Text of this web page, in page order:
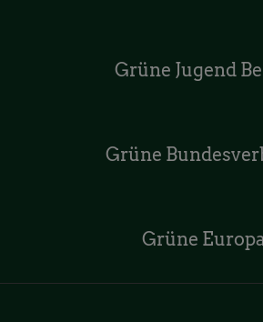
Grüne Jugend
Grüne
Grüne